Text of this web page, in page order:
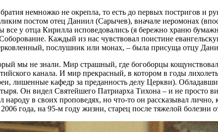
немножко не окрепла, то есть до первых постригов
постом отец Даниил (Сарычев), вначале иеромонах
все у отца Кирилла исповедовались (я бережно храню
Каждый из нас чувствовал поистине
послушник или монах, – была присуща отцу
мы не знали. Мир страшный, где богоборцы
канала. И мир прекрасный, в котором в годы
лишенные кафедр за преданность делу Церкви).
Он видел Святейшего Патриарха Тихона – и не просто
народу в своих проповедях, но что-то он рассказывал
года, на 95-м году жизни, старец после тяжелой